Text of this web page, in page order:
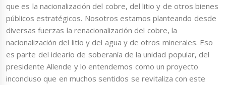
que es la nacionalización del cobre, del litio y de otros bienes
públicos estratégicos. Nosotros estamos planteando desde
diversas fuerzas la renacionalización del cobre, la
nacionalización del litio y del agua y de otros minerales. Eso
es parte del ideario de soberanía de la unidad popular, del
presidente Allende y lo entendemos como un proyecto
inconcluso que en muchos sentidos se revitaliza con este